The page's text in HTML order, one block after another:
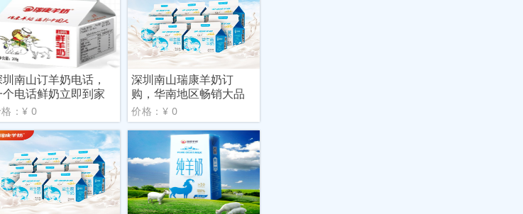
南山订羊奶电话，
个电话鲜奶立即到家
：¥ 0
深圳南山瑞康羊奶订
购，华南地区畅销大品
牌
价格：¥ 0